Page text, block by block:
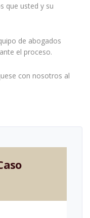
que usted y su
de abogados
el proceso.
con nosotros al